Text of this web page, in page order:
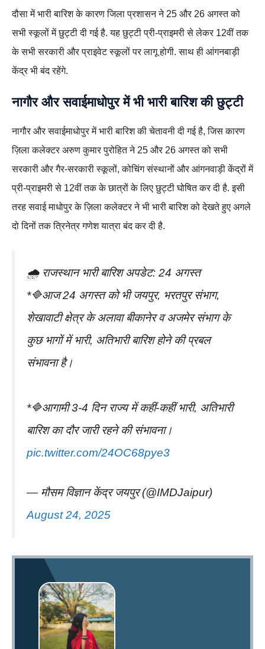
दौसा में भारी बारिश के कारण जिला प्रशासन ने 25 और 26 अगस्त को
सभी स्कूलों में छुट्टी दी गई है. यह छुट्टी प्री-प्राइमरी से लेकर 12वीं तक
के सभी सरकारी और प्राइवेट स्कूलों पर लागू होगी. साथ ही आंगनबाड़ी
केंद्र भी बंद रहेंगे.
नागौरऔरसवाईमाधोपुरमें भी भारी बारिश की छुट्टी
नागौर और सवाईमाधोपुर में भारी बारिश की चेतावनी दी गई है, जिस कारण
ज़िला कलेक्टर अरुण कुमार पुरोहित ने 25 और 26 अगस्त को सभी
सरकारी और गैर-सरकारी स्कूलों, कोचिंग संस्थानों और आंगनवाड़ी केंद्रों में
प्री-प्राइमरी से 12वीं तक के छात्रों के लिए छुट्टी घोषित कर दी है. इसी
तरह सवाई माधोपुर के ज़िला कलेक्टर ने भी भारी बारिश को देखते हुए अगले
दो दिनों तक त्रिनेत्र गणेश यात्रा बंद कर दी है.
🌧️ राजस्थान भारी बारिश अपडेट: 24 अगस्त
*🔷आज 24 अगस्त को भी जयपुर, भरतपुर संभाग,
शेखावाटी क्षेत्र के अलावा बीकानेर व अजमेर संभाग के
कुछ भागों में भारी, अतिभारी बारिश होने की प्रबल
संभावना है।
*🔷आगामी 3-4 दिन राज्य में कहीं-कहीं भारी, अतिभारी
बारिश का दौर जारी रहने की संभावना।
pic.twitter.com/24OC68pye3
— मौसम विज्ञान केंद्र जयपुर (@IMDJaipur)
August 24, 2025